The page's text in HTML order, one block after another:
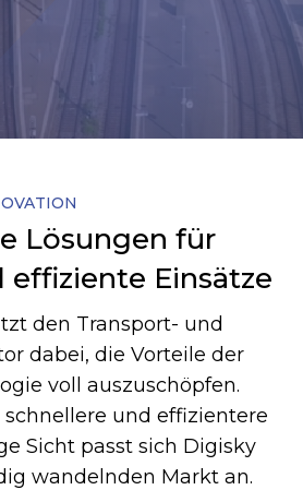
Lösungen für
effiziente Einsätze
den Transport- und
dabei, die Vorteile der
voll auszuschöpfen.
schnellere und effizientere
Sicht passt sich Digisky
wandelnden Markt an.